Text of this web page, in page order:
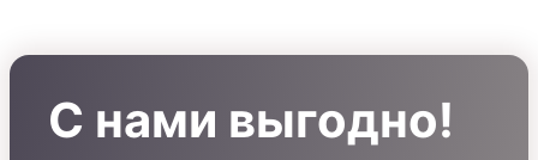
С нами выгодно!